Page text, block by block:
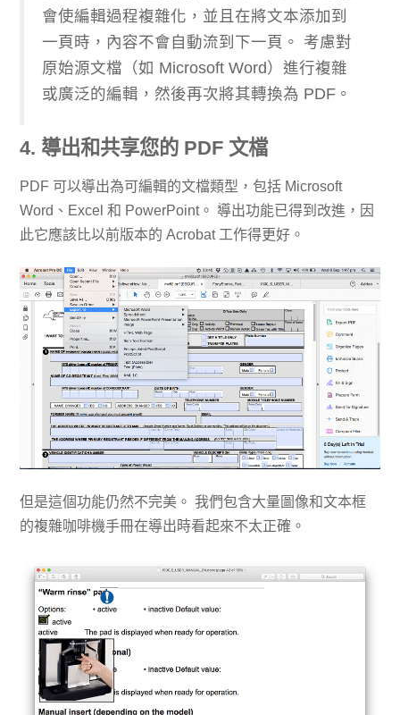
會使編輯過程複雜化，並且在將文本添加到
一頁時，內容不會自動流到下一頁。 考慮對
原始源文檔（如 Microsoft Word）進行複雜
或廣泛的編輯，然後再次將其轉換為 PDF。
4. 導出和共享您的 PDF 文檔
PDF 可以導出為可編輯的文檔類型，包括 Microsoft
Word、Excel 和 PowerPoint。 導出功能已得到改進，因
此它應該比以前版本的 Acrobat 工作得更好。
但是這個功能仍然不完美。 我們包含大量圖像和文本框
的複雜咖啡機手冊在導出時看起來不太正確。